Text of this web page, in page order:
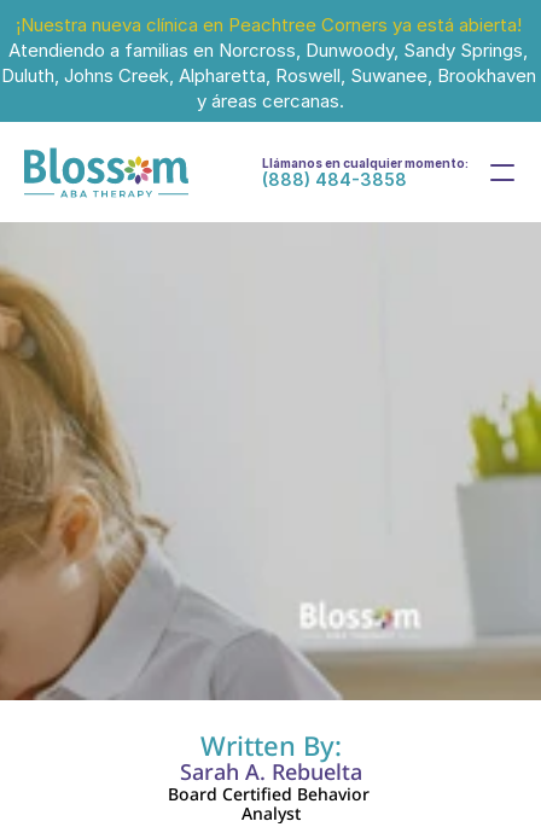
¡Nuestra nueva clínica en Peachtree Corners ya está abierta!
Atendiendo a familias en Norcross, Dunwoody, Sandy Springs,
Duluth, Johns Creek, Alpharetta, Roswell, Suwanee, Brookhaven
y áreas cercanas.
Llámanos en cualquier momento:
(888) 484-3858
3 jul 2025
Written By:
Sarah A. Rebuelta
Board Certified Behavior
Analyst